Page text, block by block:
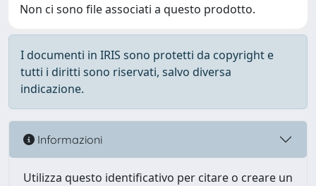
Non ci sono file associati a questo prodotto.
I documenti in IRIS sono protetti da copyright e
tutti i diritti sono riservati, salvo diversa
indicazione.
Informazioni
Utilizza questo identificativo per citare o creare un